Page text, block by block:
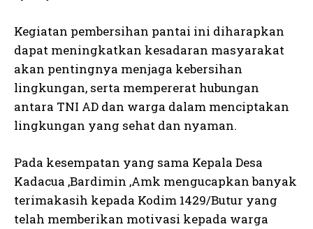
Kegiatan pembersihan pantai ini diharapkan
dapat meningkatkan kesadaran masyarakat
akan pentingnya menjaga kebersihan
lingkungan, serta mempererat hubungan
antara TNI AD dan warga dalam menciptakan
lingkungan yang sehat dan nyaman.
Pada kesempatan yang sama Kepala Desa
Kadacua ,Bardimin ,Amk mengucapkan banyak
terimakasih kepada Kodim 1429/Butur yang
telah memberikan motivasi kepada warga